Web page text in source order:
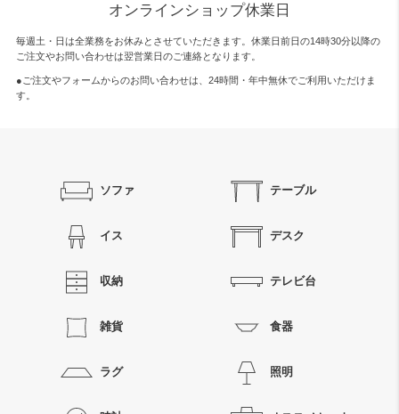
オンラインショップ休業日
毎週土・日は全業務をお休みとさせていただきます。休業日前日の14時30分以降の
ご注文やお問い合わせは翌営業日のご連絡となります。
●ご注文やフォームからのお問い合わせは、 24時間・年中無休でご利用いただけま
す。
ソファ テーブル
イス デスク
収納 テレビ台
雑貨 食器
ラグ 照明